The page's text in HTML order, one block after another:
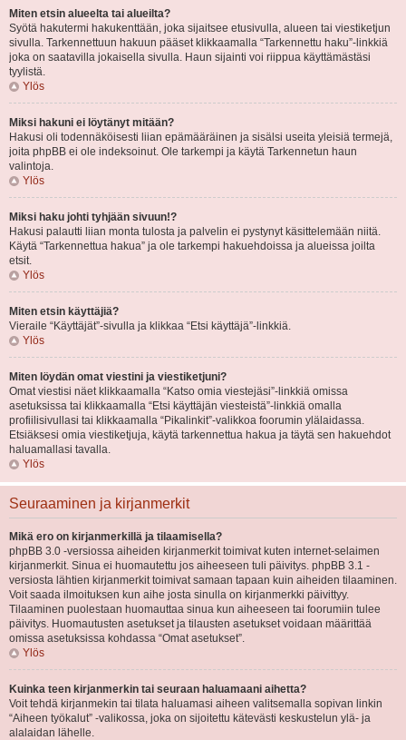
Miten etsin alueelta tai alueilta?
Syötä hakutermi hakukenttään, joka sijaitsee etusivulla, alueen tai viestiketjun
sivulla. Tarkennettuun hakuun pääset klikkaamalla “Tarkennettu haku”-linkkiä
joka on saatavilla jokaisella sivulla. Haun sijainti voi riippua käyttämästäsi
tyylistä.
Ylös
Miksi hakuni ei löytänyt mitään?
Hakusi oli todennäköisesti liian epämääräinen ja sisälsi useita yleisiä termejä,
joita phpBB ei ole indeksoinut. Ole tarkempi ja käytä Tarkennetun haun
valintoja.
Ylös
Miksi haku johti tyhjään sivuun!?
Hakusi palautti liian monta tulosta ja palvelin ei pystynyt käsittelemään niitä.
Käytä “Tarkennettua hakua” ja ole tarkempi hakuehdoissa ja alueissa joilta
etsit.
Ylös
Miten etsin käyttäjiä?
Vieraile “Käyttäjät”-sivulla ja klikkaa “Etsi käyttäjä”-linkkiä.
Ylös
Miten löydän omat viestini ja viestiketjuni?
Omat viestisi näet klikkaamalla “Katso omia viestejäsi”-linkkiä omissa
asetuksissa tai klikkaamalla “Etsi käyttäjän viesteistä”-linkkiä omalla
profiilisivullasi tai klikkaamalla “Pikalinkit”-valikkoa foorumin ylälaidassa.
Etsiäksesi omia viestiketjuja, käytä tarkennettua hakua ja täytä sen hakuehdot
haluamallasi tavalla.
Ylös
Seuraaminen ja kirjanmerkit
Mikä ero on kirjanmerkillä ja tilaamisella?
phpBB 3.0 -versiossa aiheiden kirjanmerkit toimivat kuten internet-selaimen
kirjanmerkit. Sinua ei huomautettu jos aiheeseen tuli päivitys. phpBB 3.1 -
versiosta lähtien kirjanmerkit toimivat samaan tapaan kuin aiheiden tilaaminen.
Voit saada ilmoituksen kun aihe josta sinulla on kirjanmerkki päivittyy.
Tilaaminen puolestaan huomauttaa sinua kun aiheeseen tai foorumiin tulee
päivitys. Huomautusten asetukset ja tilausten asetukset voidaan määrittää
omissa asetuksissa kohdassa “Omat asetukset”.
Ylös
Kuinka teen kirjanmerkin tai seuraan haluamaani aihetta?
Voit tehdä kirjanmekin tai tilata haluamasi aiheen valitsemalla sopivan linkin
“Aiheen työkalut” -valikossa, joka on sijoitettu kätevästi keskustelun ylä- ja
alalaidan lähelle.